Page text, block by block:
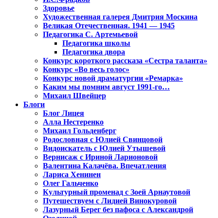
Здоровье
Художественная галерея Дмитрия Москина
Великая Отечественная. 1941 — 1945
Педагогика С. Артемьевой
Педагогика школы
Педагогика двора
Конкурс короткого рассказа «Сестра таланта»
Конкурс «Во весь голос»
Конкурс новой драматургии «Ремарка»
Каким мы помним август 1991-го…
Михаил Швейцер
Блоги
Блог Лицея
Алла Нестеренко
Михаил Гольденберг
Родословная с Юлией Свинцовой
Видоискатель с Юлией Утышевой
Вернисаж с Ириной Ларионовой
Валентина Калачёва. Впечатления
Лариса Хенинен
Олег Гальченко
Культурный променад с Зоей Арнаутовой
Путешествуем с Лидией Винокуровой
Лазурный Берег без пафоса с Александрой